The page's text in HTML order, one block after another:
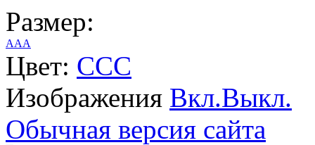
Размер:
AAA
Цвет: CCC
Изображения Вкл.Выкл.
Обычная версия сайта